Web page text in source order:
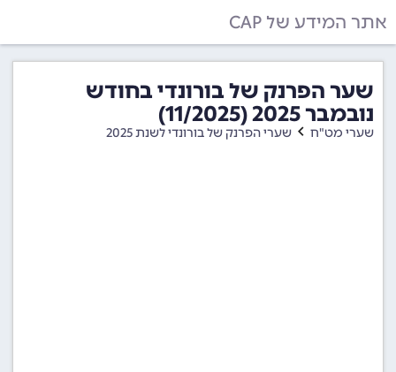
אתר המידע של CAP
שער הפרנק של בורונדי בחודש
נובמבר 2025 (11/2025)
שערי מט"ח שערי הפרנק של בורונדי לשנת 2025